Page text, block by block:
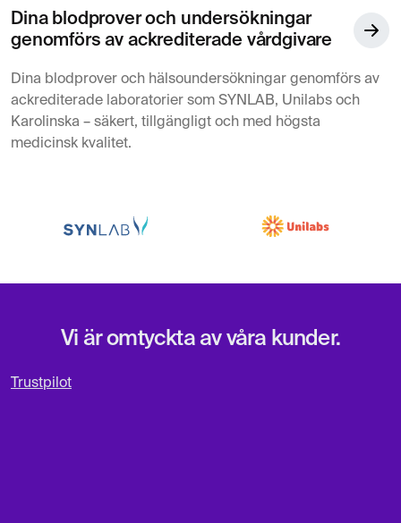
Dina blodprover och undersökningar
genomförs av ackrediterade vårdgivare
Dina blodprover och hälsoundersökningar genomförs av
ackrediterade laboratorier som SYNLAB, Unilabs och
Karolinska – säkert, tillgängligt och med högsta
medicinsk kvalitet.
Vi är omtyckta av våra kunder.
Trustpilot